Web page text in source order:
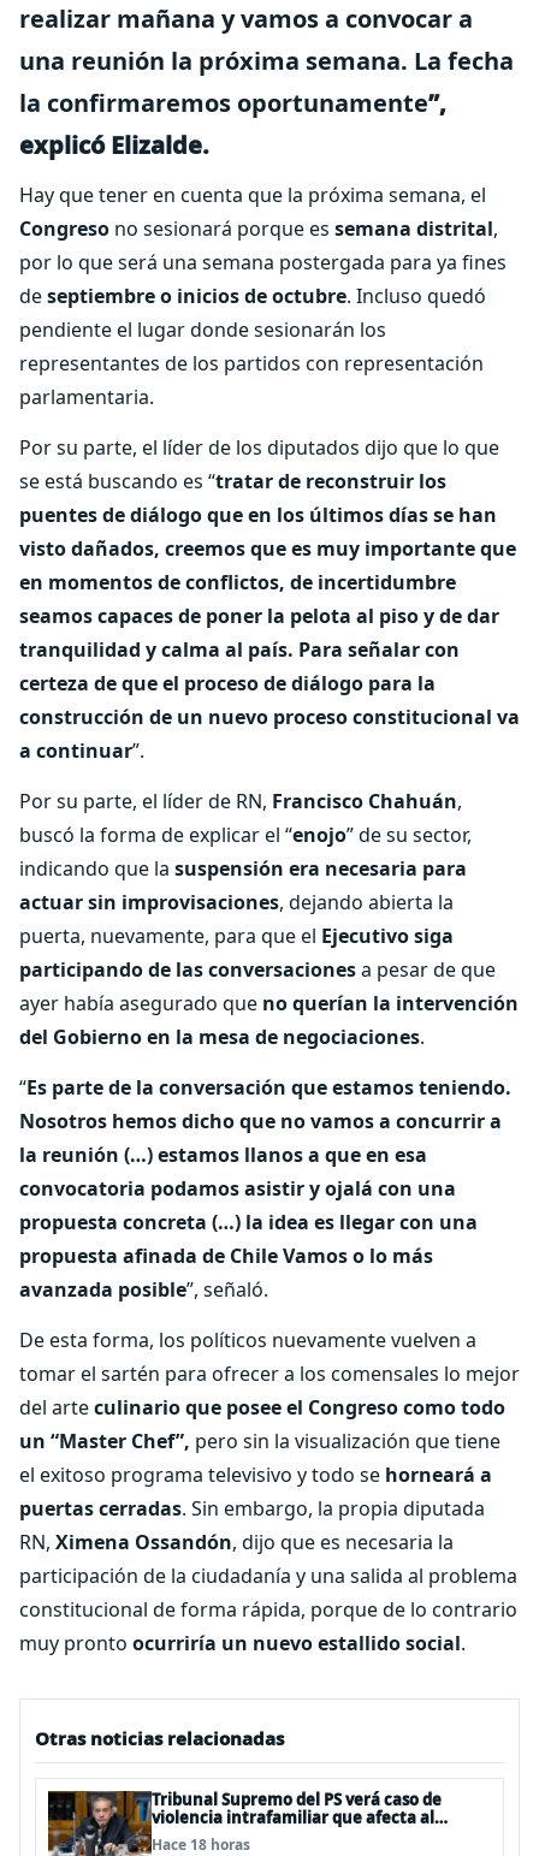
realizar mañana y vamos a convocar a
una reunión la próxima semana. La fecha
la confirmaremos oportunamente”,
explicó Elizalde.
Hay que tener en cuenta que la próxima semana, el
Congreso no sesionará porque es semana distrital,
por lo que será una semana postergada para ya fines
deseptiembre o inicios de octubre. Incluso quedó
pendiente el lugar donde sesionarán los
representantes de los partidos con representación
parlamentaria.
Por su parte, el líder de los diputados dijo que lo que
se está buscando es “tratar de reconstruir los
puentes de diálogo que en los últimos días se han
visto dañados, creemos que es muy importante que
en momentos de conflictos, de incertidumbre
seamos capaces de poner la pelota al piso y de dar
tranquilidad y calma al país. Para señalar con
certeza de que el proceso de diálogo para la
construcción de un nuevo proceso constitucional va
a continuar”.
Por su parte, el líder de RN, Francisco Chahuán,
buscó la forma de explicar el “enojo” de su sector,
indicando que la suspensión era necesaria para
actuar sin improvisaciones, dejando abierta la
puerta, nuevamente, para que el Ejecutivo siga
participando de las conversacionesa pesar de que
ayer había asegurado que no querían la intervención
del Gobierno en la mesa de negociaciones.
“Es parte de la conversación que estamos teniendo.
Nosotros hemos dicho que no vamos a concurrir a
la reunión (…) estamos llanos a que en esa
convocatoria podamos asistir y ojalá con una
propuesta concreta (…) la idea es llegar con una
propuesta afinada de Chile Vamos o lo más
avanzada posible”, señaló.
De esta forma, los políticos nuevamente vuelven a
tomar el sartén para ofrecer a los comensales lo mejor
del arteculinario que posee el Congreso como todo
un “Master Chef”, pero sin la visualización que tiene
el exitoso programa televisivo y todo se horneará a
puertas cerradas. Sin embargo, la propia diputada
RN, Ximena Ossandón, dijo que es necesaria la
participación de la ciudadanía y una salida al problema
constitucional de forma rápida, porque de lo contrario
muy pronto ocurriría un nuevo estallido social.
Otras noticias relacionadas
Tribunal Supremo del PS verá caso de
violencia intrafamiliar que afecta al
senador Fidel Espinoza
Hace 18 horas